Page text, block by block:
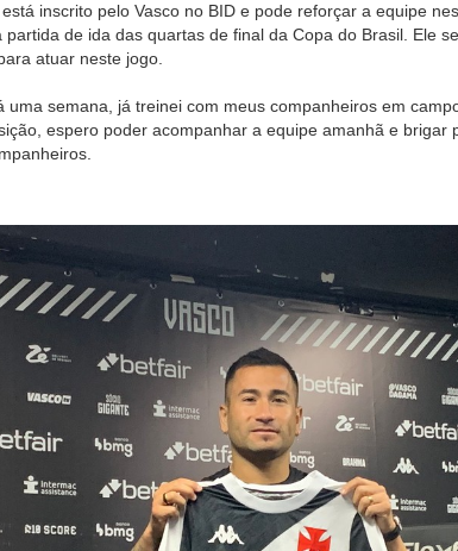
inscrito pelo Vasco no BID e pode reforçar a equipe
partida de ida das quartas de final da Copa do Brasil. Ele
atuar neste jogo.
semana, já treinei com meus companheiros em
espero poder acompanhar a equipe amanhã e brigar